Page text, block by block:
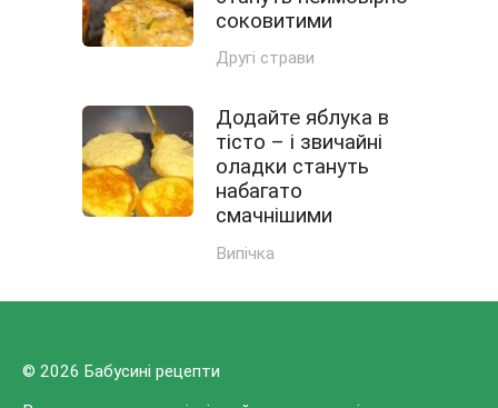
соковитими
Другі страви
Додайте яблука в
тісто – і звичайні
оладки стануть
набагато
смачнішими
Випічка
© 2026 Бабусині рецепти